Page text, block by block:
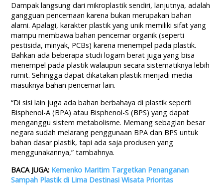
Dampak langsung dari mikroplastik sendiri, lanjutnya, adalah
gangguan pencernaan karena bukan merupakan bahan
alami. Apalagi, karakter plastik yang unik memiliki sifat yang
mampu membawa bahan pencemar organik (seperti
pestisida, minyak, PCBs) karena menempel pada plastik.
Bahkan ada beberapa studi logam berat juga yang bisa
menempel pada plastik walaupun secara sistematiknya lebih
rumit. Sehingga dapat dikatakan plastik menjadi media
masuknya bahan pencemar lain.
“Di sisi lain juga ada bahan berbahaya di plastik seperti
Bisphenol-A (BPA) atau Bisphenol-S (BPS) yang dapat
menganggu sistem metabolisme. Memang sebagian besar
negara sudah melarang penggunaan BPA dan BPS untuk
bahan dasar plastik, tapi ada saja produsen yang
menggunakannya,” tambahnya.
BACA JUGA: Kemenko Maritim Targetkan Penanganan
Sampah Plastik di Lima Destinasi Wisata Prioritas